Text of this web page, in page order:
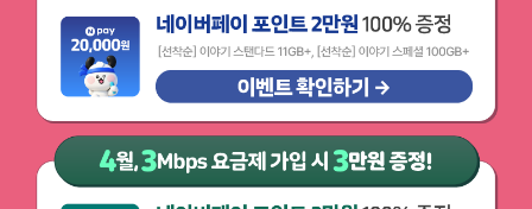
딱, 선착순 3,000명만 최대혜택드림! 네이버페이 포인트 2만원 100
이벤트 확인하기
배경이미지